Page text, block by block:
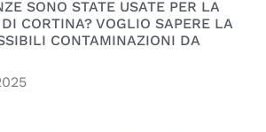
SONO STATE USATE PER LA
CORTINA? VOGLIO SAPERE LA
CONTAMINAZIONI DA